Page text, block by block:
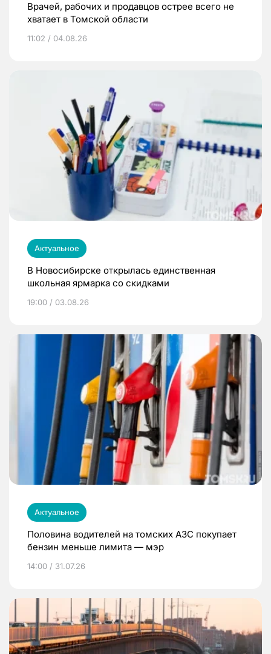
Врачей, рабочих и продавцов острее всего не
хватает в Томской области
11:02 / 04.08.26
Актуальное
В Новосибирске открылась единственная
школьная ярмарка со скидками
19:00 / 03.08.26
Актуальное
Половина водителей на томских АЗС покупает
бензин меньше лимита — мэр
14:00 / 31.07.26